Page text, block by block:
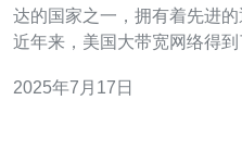
达的国家之一，拥有着先进的
近年来，美国大带宽网络得
速度达到万兆位的网络，极大
2025年7月17日